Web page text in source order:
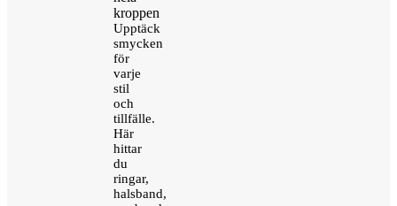
kroppen
Upptäck
smycken
för
varje
stil
och
tillfälle.
Här
hittar
du
ringar,
halsband,